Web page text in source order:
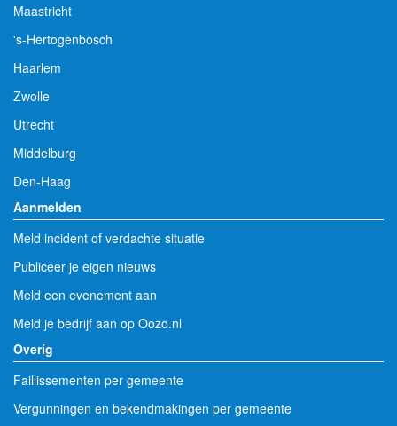
Maastricht
's-Hertogenbosch
Haarlem
Zwolle
Utrecht
Middelburg
Den-Haag
Aanmelden
Meld incident of verdachte situatie
Publiceer je eigen nieuws
Meld een evenement aan
Meld je bedrijf aan op Oozo.nl
Overig
Faillissementen per gemeente
Vergunningen en bekendmakingen per gemeente